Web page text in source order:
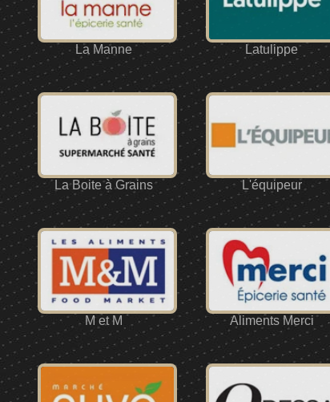
La Manne Latulippe
La Boite à Grains L'équipeur
M et M Aliments Merci